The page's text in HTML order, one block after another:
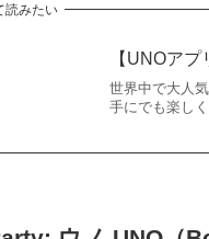
読みたい
【UNOア
世界中で大人
手にでも楽し